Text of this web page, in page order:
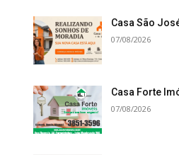
Casa São
07/08/2026
Casa Forte
07/08/2026